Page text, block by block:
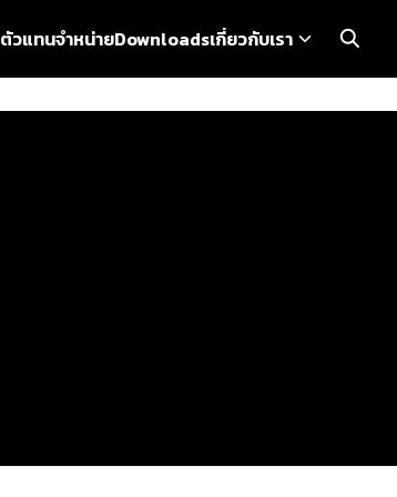
ตัวแทนจำหน่ายDownloadsเกี่ยวกับเรา